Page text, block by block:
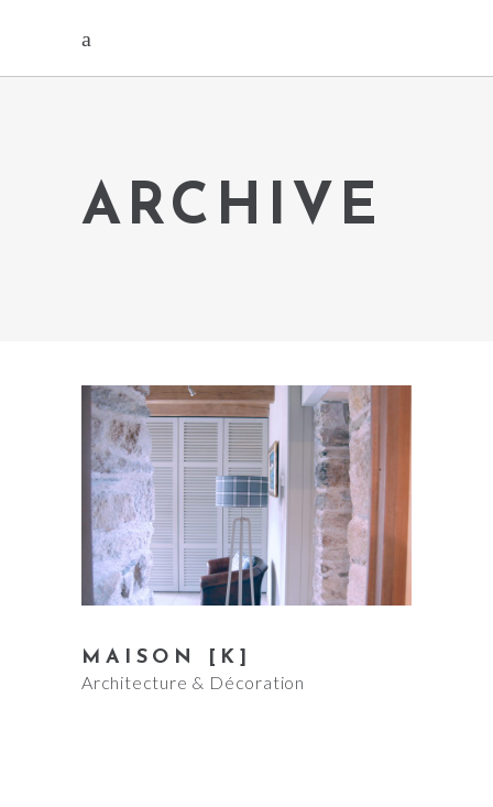
ARCHIVE
MAISON [K]
Architecture & Décoration